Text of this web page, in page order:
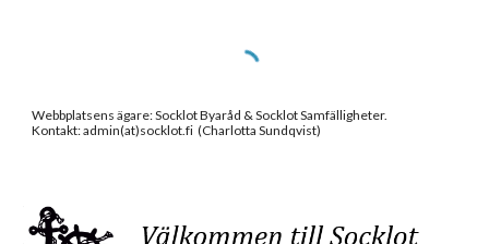
Webbplatsens ägare: Socklot Byaråd & Socklot Samfälligheter.
Kontakt: admin(at)socklot.fi (Charlotta Sundqvist)